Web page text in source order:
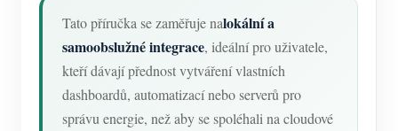
Tato příručka se zaměřuje nalokální a
samoobslužné integrace, ideální pro uživatele,
kteří dávají přednost vytváření vlastních
dashboardů, automatizací nebo serverů pro
správu energie, než aby se spoléhali na cloudové